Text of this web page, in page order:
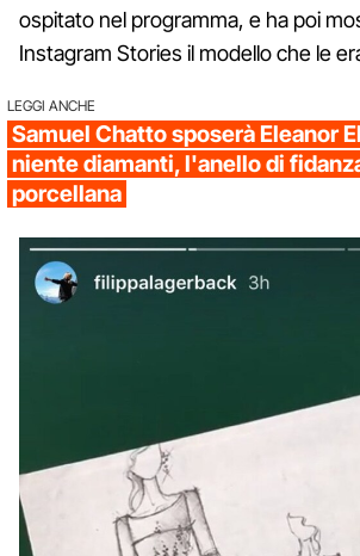
ospitato nel programma, e ha poi
Instagram Stories il modello che le
LEGGI ANCHE
Samuel Chatto sposerà Eleanor
niente diamanti, l'anello di
porcellana